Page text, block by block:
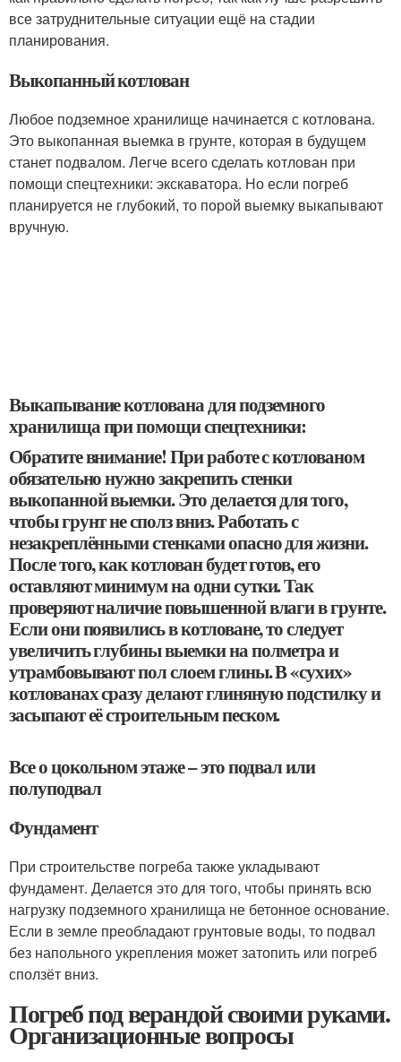
все затруднительные ситуации ещё на стадии
планирования.
Выкопанный котлован
Любое подземное хранилище начинается с котлована.
Это выкопанная выемка в грунте, которая в будущем
станет подвалом. Легче всего сделать котлован при
помощи спецтехники: экскаватора. Но если погреб
планируется не глубокий, то порой выемку выкапывают
вручную.
Выкапывание котлована для подземного
хранилища при помощи спецтехники:
Обратите внимание! При работе с котлованом
обязательно нужно закрепить стенки
выкопанной выемки. Это делается для того,
чтобы грунт не сполз вниз. Работать с
незакреплёнными стенками опасно для жизни.
После того, как котлован будет готов, его
оставляют минимум на одни сутки. Так
проверяют наличие повышенной влаги в грунте.
Если они появились в котловане, то следует
увеличить глубины выемки на полметра и
утрамбовывают пол слоем глины. В «сухих»
котлованах сразу делают глиняную подстилку и
засыпают её строительным песком.
Все о цокольном этаже – это подвал или
полуподвал
Фундамент
При строительстве погреба также укладывают
фундамент. Делается это для того, чтобы принять всю
нагрузку подземного хранилища не бетонное основание.
Если в земле преобладают грунтовые воды, то подвал
без напольного укрепления может затопить или погреб
сползёт вниз.
Погреб под верандой своими руками.
Организационные вопросы